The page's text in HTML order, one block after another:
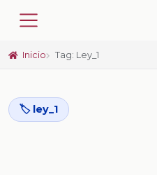
Inicio Tag: Ley_1
🏷️ ley_1